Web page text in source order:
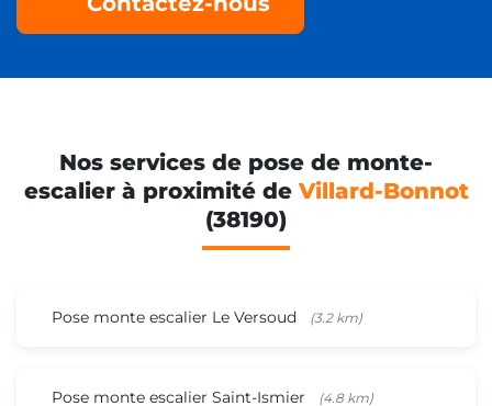
Nos services de pose de monte-
escalier à proximité de Villard-Bonnot
(38190)
Pose monte escalier Le Versoud (3.2 km)
Pose monte escalier Saint-Ismier (4.8 km)